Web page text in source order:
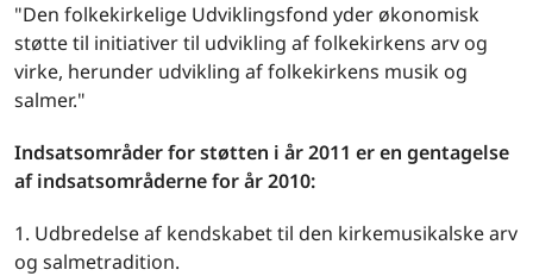
"Den folkekirkelige Udviklingsfond yder økonomisk
støtte til initiativer til udvikling af folkekirkens arv og
virke, herunder udvikling af folkekirkens musik og
salmer."
Indsatsområder for støtten i år 2011 er en gentagelse
af indsatsområderne for år 2010:
1. Udbredelse af kendskabet til den kirkemusikalske arv
og salmetradition.